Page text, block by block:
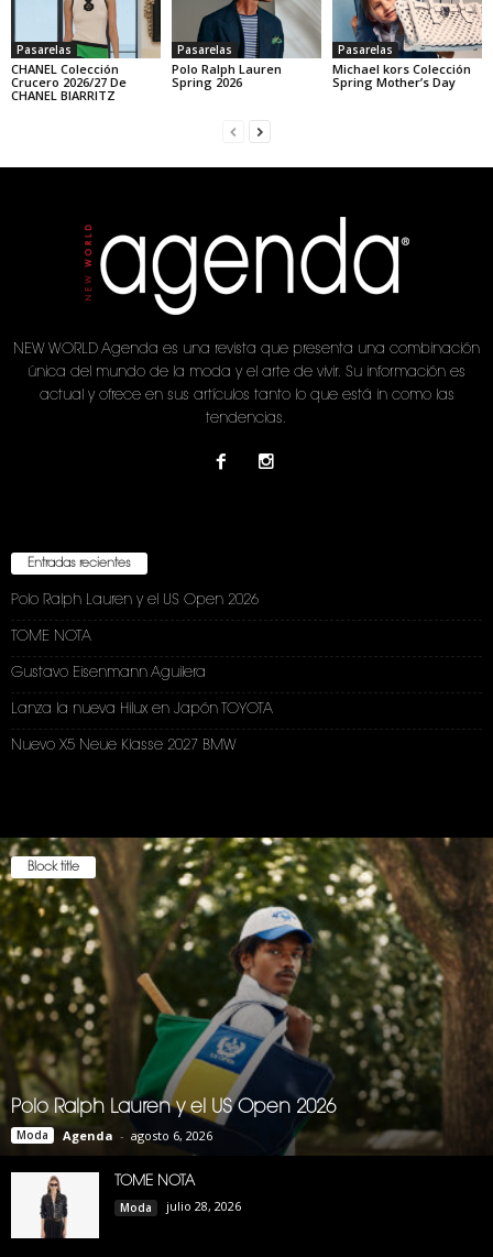
Pasarelas
CHANEL Colección
Crucero 2026/27 De
CHANEL BIARRITZ
Pasarelas
Polo Ralph Lauren
Spring 2026
Pasarelas
Michael kors Colección
Spring Mother’s Day
NEW WORLD Agenda es una revista que presenta una combinación
única del mundo de la moda y el arte de vivir. Su información es
actual y ofrece en sus artículos tanto lo que está in como las
tendencias.
Entradas recientes
Polo Ralph Lauren y el US Open 2026
TOME NOTA
Gustavo Eisenmann Aguilera
Lanza la nueva Hilux en Japón TOYOTA
Nuevo X5 Neue Klasse 2027 BMW
Block title
Polo Ralph Lauren y el US Open 2026
Moda Agenda - agosto 6, 2026
TOME NOTA
Moda julio 28, 2026